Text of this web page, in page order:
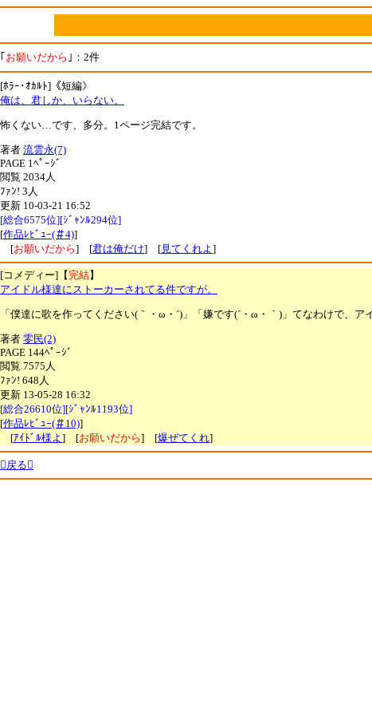
｢ お願いだから ｣：2件
[ﾎﾗｰ･ｵｶﾙﾄ]《短編》
俺は、君しか、いらない。
怖くない…です、多分。1ページ完結です。
著者 流雲永(7)
PAGE 1ﾍﾟｰｼﾞ
閲覧 2034人
ﾌｧﾝ! 3人
更新 10-03-21 16:52
[総合6575位][ｼﾞｬﾝﾙ294位]
[作品ﾚﾋﾞｭｰ(＃4)]
[お願いだから] [君は俺だけ] [見てくれよ ]
[コメディー]【完結】
アイドル様達にストーカーされてる件ですが。
「僕達に歌を作ってください(｀・ω・´)」「嫌です(´・ω・｀)」てなわけで、
著者 零民(2)
PAGE 144ﾍﾟｰｼﾞ
閲覧 7575人
ﾌｧﾝ! 648人
更新 13-05-28 16:32
[総合26610位][ｼﾞｬﾝﾙ1193位]
[作品ﾚﾋﾞｭｰ(＃10)]
[ｱｲﾄﾞﾙ様よ ] [お願いだから] [爆ぜてくれ]
戻る